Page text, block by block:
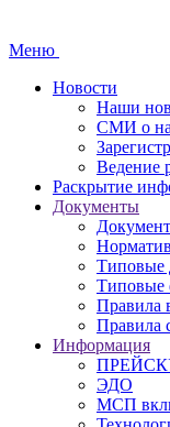
Меню
Новости
Наши
СМИ о
Ведение
Раскрытие
Документы
Типовые
Типовые
Правила
Правила
Информация
ЭДО
МСП